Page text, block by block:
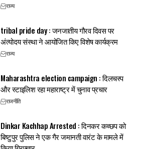
राज्य
tribal pride day : जनजातीय गौरव दिवस पर
अंत्योदय संस्था ने आयोजित किए विशेष कार्यक्रम
राज्य
Maharashtra election campaign : दिलचस्प
और स्टाइलिश रहा महाराष्ट्र में चुनाव प्रचार
राजनीति
Dinkar Kachhap Arrested : दिनकर कच्छप को
बिष्टुपुर पुलिस ने एक गैर जमानती वारंट के मामले में